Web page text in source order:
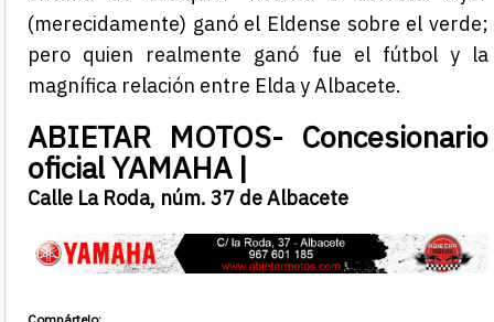
(merecidamente) ganó el Eldense sobre el verde;
pero quien realmente ganó fue el fútbol y la
magnífica relación entre Elda y Albacete.
ABIETAR MOTOS- Concesionario
oficial YAMAHA |
Calle La Roda, núm. 37 de Albacete